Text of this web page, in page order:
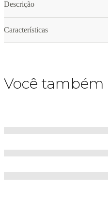
Descrição
Características
Você